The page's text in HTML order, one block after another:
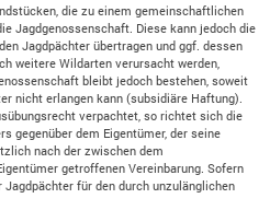
die zu einem gemeinschaftlichen
Jagdgenossenschaft. Diese kann jedoch die
Jagdpächter übertragen und ggf. dessen
weitere Wildarten verursacht werden,
bleibt jedoch bestehen, soweit
nicht erlangen kann (subsidiäre Haftung).
verpachtet, so richtet sich die
gegenüber dem Eigentümer, der seine
nach der zwischen dem
getroffenen Vereinbarung. Sofern
für den durch unzulänglichen